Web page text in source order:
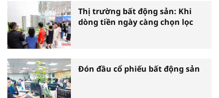
Thị trường bất động sản: Khi
dòng tiền ngày càng chọn lọc
Đón đầu cổ phiếu bất động sản